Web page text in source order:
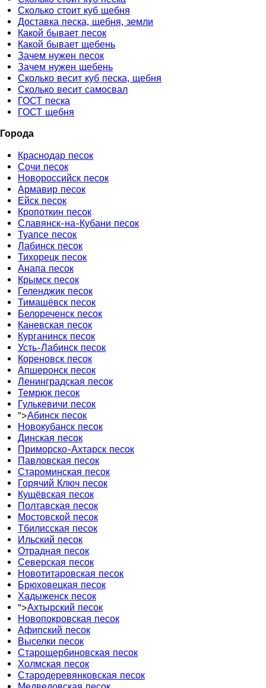
Сколько стоит куб щебня
Доставка песка, щебня, земли
Какой бывает песок
Какой бывает щебень
Зачем нужен песок
Зачем нужен щебень
Сколько весит куб песка, щебня
Сколько весит самосвал
ГОСТ песка
ГОСТ щебня
Города
Краснодар песок
Сочи песок
Новороссийск песок
Армавир песок
Ейск песок
Кропоткин песок
Славянск-на-Кубани песок
Туапсе песок
Лабинск песок
Тихорецк песок
Анапа песок
Крымск песок
Геленджик песок
Тимашёвск песок
Белореченск песок
Каневская песок
Курганинск песок
Усть-Лабинск песок
Кореновск песок
Апшеронск песок
Ленинградская песок
Темрюк песок
Гулькевичи песок
">Абинск песок
Новокубанск песок
Динская песок
Приморско-Ахтарск песок
Павловская песок
Староминская песок
Горячий Ключ песок
Кущёвская песок
Полтавская песок
Мостовской песок
Тбилисская песок
Ильский песок
Отрадная песок
Северская песок
Новотитаровская песок
Брюховецкая песок
Хадыженск песок
">Ахтырский песок
Новопокровская песок
Афипский песок
Выселки песок
Старощербиновская песок
Холмская песок
Стародеревянковская песок